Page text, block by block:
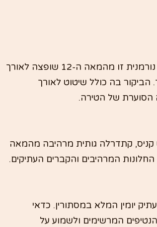
לב הטיול בקילקני מתחיל בטירת קילקני המפוארת. טירה נורמנית זו מהמאה ה-12 שופצה לאורך
הביקור בה כולל שיטוט לאורך
הסוערת של הטירה.
קתדרלה גותית מרהיבה מהמאה
יומין המלא במסתורין. כדאי
המרשימים ולשמוע על